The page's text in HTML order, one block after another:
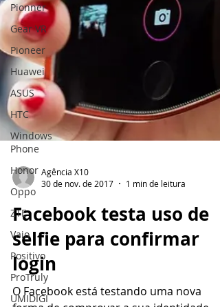
Pionner
Gear VR
Pioneer
Huawei
ASUS
HTC
Windows
Phone
Honor
Oppo
ZTE
Vaio
Positivo
ProTruly
UMIDIGI
30 de nov. de 2017
1 min de leitura
Facebook testa uso de
selfie para confirmar
login